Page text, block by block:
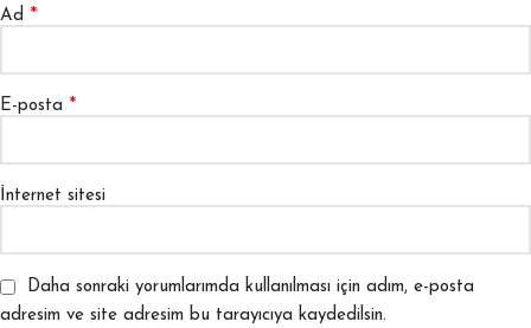
Ad *
E-posta *
İnternet sitesi
Daha sonraki yorumlarımda kullanılması için adım, e-posta
adresim ve site adresim bu tarayıcıya kaydedilsin.